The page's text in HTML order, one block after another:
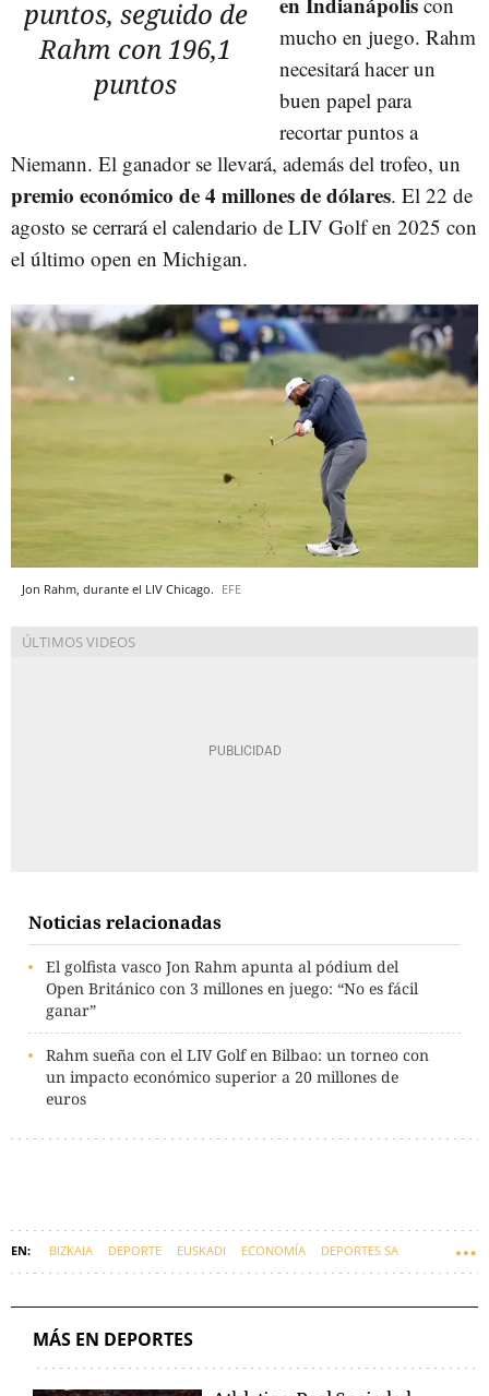
puntos, seguido de
Rahm con 196,1
puntos
mucho en juego. Rahm
necesitará hacer un
buen papel para
recortar puntos a
Niemann. El ganador se llevará, además del trofeo, un
premio económico de 4 millones de dólares. El 22 de
agosto se cerrará el calendario de LIV Golf en 2025 con
el último open en Michigan.
Jon Rahm, durante el LIV Chicago. EFE
Noticias relacionadas
El golfista vasco Jon Rahm apunta al pódium del
Open Británico con 3 millones en juego: “No es fácil
ganar”
Rahm sueña con el LIV Golf en Bilbao: un torneo con
un impacto económico superior a 20 millones de
euros
BIZKAIA DEPORTE EUSKADI ECONOMÍA DEPORTES SA
MÁS EN DEPORTES